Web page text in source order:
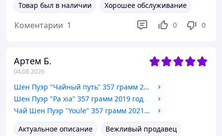
Товар был в наличии
Хорошее обслуживание
Коментарии 1 0 0
Артем Б.
04.08.2026
Шен Пуэр "Чайный путь" 357 грамм 2014 год
Шен Пуэр "Pa xia" 357 грамм 2019 год
Чай Шен Пуэр "Youle" 357 грамм 2021 год
Актуальное описание
Вежливый продавец